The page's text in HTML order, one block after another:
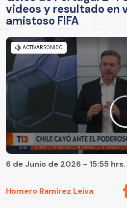
videos y resultado en
amistoso FIFA
Homero Ramírez Leiva
6 de Junio de 2026 - 15:55 hrs.